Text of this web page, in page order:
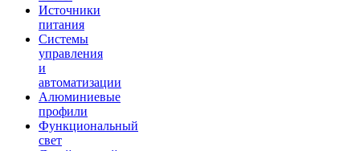
Источники
питания
Системы
управления
и
автоматизации
Алюминиевые
профили
Функциональный
свет